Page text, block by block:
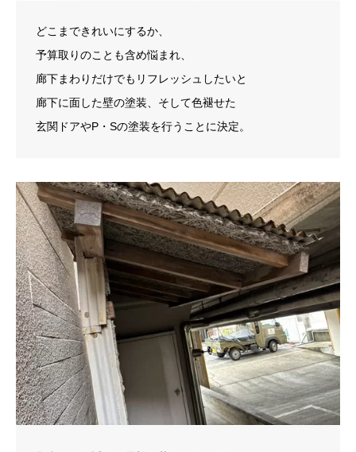
どこまできれいにするか、
予算取りのことも含め悩まれ、
廊下まわりだけでもリフレッシュしたいと
廊下に面した壁の塗装、そして色褪せた
玄関ドアやP・Sの塗装を行うことに決定。